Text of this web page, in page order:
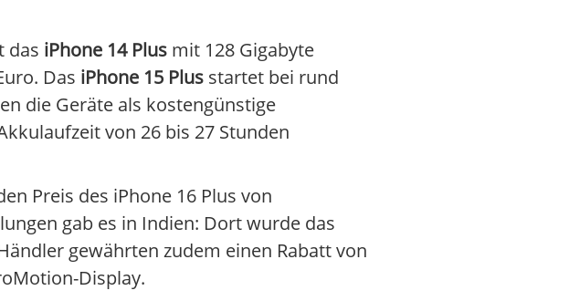
das iPhone 14 Plus mit 128 Gigabyte
Das iPhone 15 Plus startet bei rund
die Geräte als kostengünstige
von 26 bis 27 Stunden
Preis des iPhone 16 Plus von
gab es in Indien: Dort wurde das
gewährten zudem einen Rabatt von
Display.